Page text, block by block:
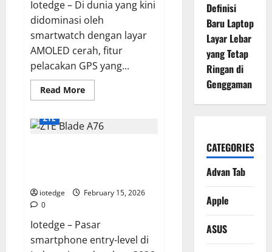
Iotedge – Di dunia yang kini
didominasi oleh
smartwatch dengan layar
AMOLED cerah, fitur
pelacakan GPS yang...
Read MoreRead
more
Lengkap
Suunto
GPS
ZTE
iotedge
February 15, 2026
0
Iotedge – Pasar
smartphone entry-level di
Definisi
Baru Laptop
Layar Lebar
yang Tetap
Ringan di
Genggaman
CATEGORIES
Advan Tab
Apple
ASUS